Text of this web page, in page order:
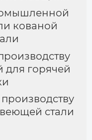
кованой
для горячей
стали